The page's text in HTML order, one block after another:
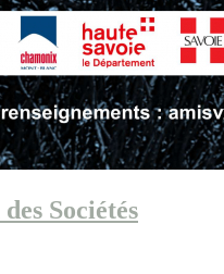
Sociétés